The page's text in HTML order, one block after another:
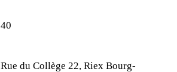
40
Rue du Collège 22, Riex Bourg-